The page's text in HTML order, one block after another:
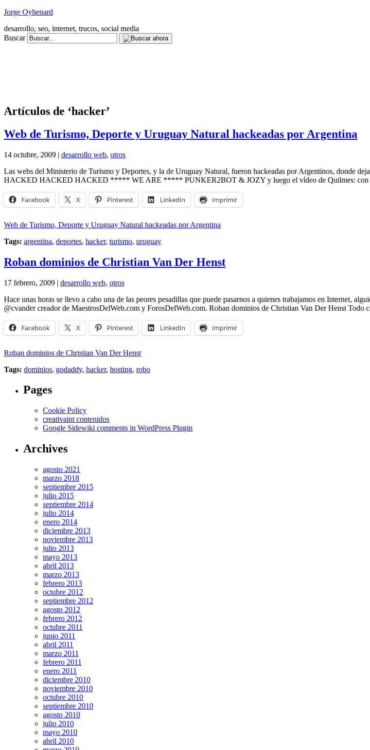
Jorge Oyhenard
desarrollo, seo, internet, trucos, social media
Buscar
Artículos de ‘hacker’
Web de Turismo, Deporte y Uruguay Natural hackeadas por Argentina
14 octubre, 2009 | desarrollo web, otros
Las webs del Ministerio de Turismo y Deportes, y la de Uruguay Natural, fueron hackeadas por Argentinos, donde
HACKED HACKED HACKED ***** WE ARE ***** PUNKER2BOT & JOZY y luego el vídeo de Quilmes: con
Facebook X Pinterest LinkedIn Imprimir
Web de Turismo, Deporte y Uruguay Natural hackeadas por Argentina
Tags: argentina, deportes, hacker, turismo, uruguay
Roban dominios de Christian Van Der Henst
17 febrero, 2009 | desarrollo web, otros
Hace unas horas se llevo a cabo una de las peores pesadillas que puede pasarnos a quienes trabajamos en Internet,
@cvander creador de MaestrosDelWeb.com y ForosDelWeb.com. Roban dominios de Christian Van Der Henst
Facebook X Pinterest LinkedIn Imprimir
Roban dominios de Christian Van Der Henst
Tags: dominios, godaddy, hacker, hosting, robo
Pages
Cookie Policy
creativaint contenidos
Google Sidewiki comments in WordPress Plugin
Archives
agosto 2021
marzo 2018
septiembre 2015
julio 2015
septiembre 2014
julio 2014
enero 2014
diciembre 2013
noviembre 2013
julio 2013
mayo 2013
abril 2013
marzo 2013
febrero 2013
octubre 2012
septiembre 2012
agosto 2012
febrero 2012
octubre 2011
junio 2011
abril 2011
marzo 2011
febrero 2011
enero 2011
diciembre 2010
noviembre 2010
octubre 2010
septiembre 2010
agosto 2010
julio 2010
mayo 2010
abril 2010